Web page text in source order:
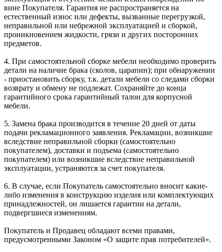
вине Покупателя. Гарантия не распространяется на
естественный износ или дефекты, вызванные перегрузкой,
неправильной или небрежной эксплуатацией и сборкой,
проникновением жидкости, грязи и других посторонних
предметов.
4. При самостоятельной сборке мебели необходимо проверить
детали на наличие брака (сколов, царапин); при обнаружении
- приостановить сборку, т.к. детали мебели со следами сборки
возврату и обмену не подлежат. Сохраняйте до конца
гарантийного срока гарантийный талон для корпусной
мебели.
5. Замена брака производится в течение 20 дней от даты
подачи рекламационного заявления. Рекламации, возникшие
вследствие неправильной сборки (самостоятельно
покупателем), доставки и подъема (самостоятельно
покупателем) или возникшие вследствие неправильной
эксплуатации, устраняются за счет покупателя.
6. В случае, если Покупатель самостоятельно вносит какие-
либо изменения в конструкцию изделия или комплектующих
принадлежностей, он лишается гарантии на детали,
подвергшиеся изменениям.
Покупатель и Продавец обладают всеми правами,
предусмотренными Законом «О защите прав потребителей».